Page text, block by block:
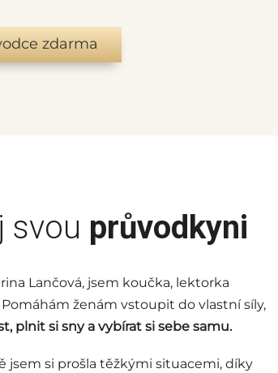
zdarma
svou průvodkyni
Lančová, jsem koučka, lektorka
Pomáhám ženám vstoupit do vlastní síly,
plnit si sny a vybírat si sebe samu.
jsem si prošla těžkými situacemi, díky